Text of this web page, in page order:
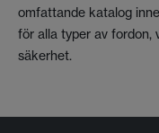
omfattande katalog
för alla typer av fordon,
säkerhet.